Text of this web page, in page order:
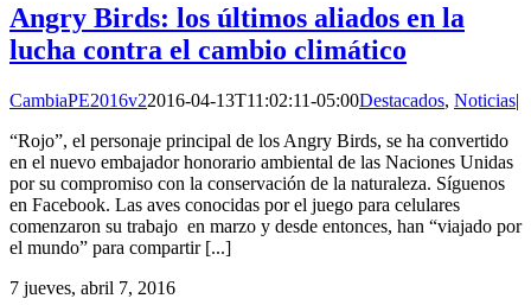
Angry Birds: los últimos aliados en la
lucha contra el cambio climático
CambiaPE2016v22016-04-13T11:02:11-05:00Destacados, Noticias|
“Rojo”, el personaje principal de los Angry Birds, se ha convertido
en el nuevo embajador honorario ambiental de las Naciones Unidas
por su compromiso con la conservación de la naturaleza. Síguenos
en Facebook. Las aves conocidas por el juego para celulares
comenzaron su trabajo en marzo y desde entonces, han “viajado por
el mundo” para compartir [...]
7 jueves, abril 7, 2016